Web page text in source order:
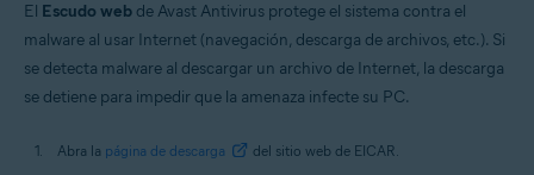
Convenient Rollup Update, 32 o 64 bits
El Escudo web de Avast Antivirus protege el sistema contra el
malware al usar Internet (navegación, descarga de archivos, etc.). Si
se detecta malware al descargar un archivo de Internet, la descarga
se detiene para impedir que la amenaza infecte su PC.
Abra la página de descarga
del sitio web de EICAR.